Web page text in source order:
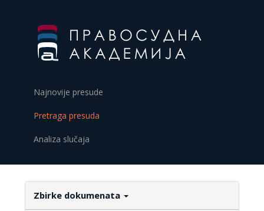
Najnovije presude
Pretraga presuda
Analiza slučaja
Zbirke dokumenata